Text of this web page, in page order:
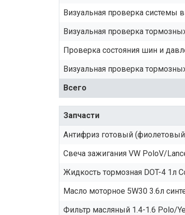
Визуальная проверка системы
Визуальная проверка
Проверка состояния шин и
Визуальная проверка
Всего
Запчасти
Антифриз готовый
Свеча зажигания VW PoloV/
Жидкость тормозная DOT-4 1л
Масло моторное 5W30 3.6л
Фильтр масляный 1.4-1.6 Polo/